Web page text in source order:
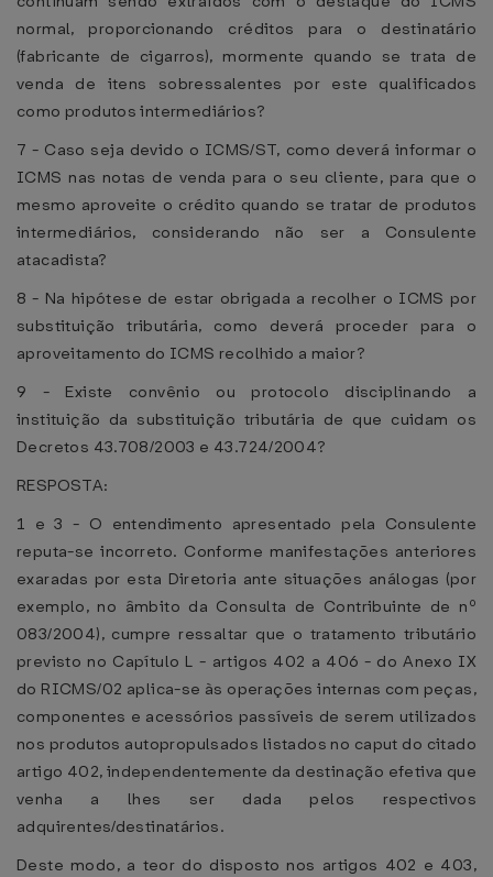
normal, proporcionando créditos para o destinatário
(fabricante de cigarros), mormente quando se trata de
venda de itens sobressalentes por este qualificados
como produtos intermediários?
7 - Caso seja devido o ICMS/ST, como deverá informar o
ICMS nas notas de venda para o seu cliente, para que o
mesmo aproveite o crédito quando se tratar de produtos
intermediários, considerando não ser a Consulente
atacadista?
8 - Na hipótese de estar obrigada a recolher o ICMS por
substituição tributária, como deverá proceder para o
aproveitamento do ICMS recolhido a maior?
9 - Existe convênio ou protocolo disciplinando a
instituição da substituição tributária de que cuidam os
Decretos 43.708/2003 e 43.724/2004?
RESPOSTA:
1 e 3 - O entendimento apresentado pela Consulente
reputa-se incorreto. Conforme manifestações anteriores
exaradas por esta Diretoria ante situações análogas (por
exemplo, no âmbito da Consulta de Contribuinte de nº
083/2004), cumpre ressaltar que o tratamento tributário
previsto no Capítulo L - artigos 402 a 406 - do Anexo IX
do RICMS/02 aplica-se às operações internas com peças,
componentes e acessórios passíveis de serem utilizados
nos produtos autopropulsados listados no caput do citado
artigo 402, independentemente da destinação efetiva que
venha a lhes ser dada pelos respectivos
adquirentes/destinatários.
Deste modo, a teor do disposto nos artigos 402 e 403,